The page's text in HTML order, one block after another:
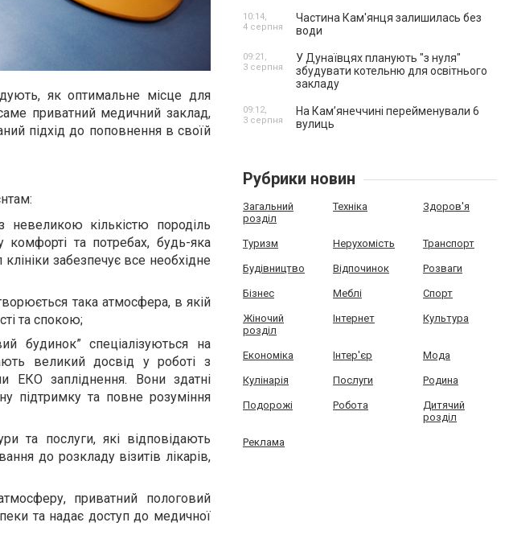
як оптимальне місце для
приватний медичний заклад,
підхід до поповнення в своїй
невеликою кількістю породіль
та потребах, будь-яка
забезпечує все необхідне
така атмосфера, в якій
та спокою;
будинок” спеціалізуються на
великий досвід у роботі з
ЕКО запліднення. Вони здатні
підтримку та повне розуміння
та послуги, які відповідають
до розкладу візитів лікарів,
приватний пологовий
та надає доступ до медичної
Частина Кам'янця залишилась без
води
10:14,
4 серпня
У Дунаївцях планують "з нуля"
збудувати котельню для освітнього
закладу
09:21,
3 серпня
На Камʼянеччині перейменували 6
вулиць
09:12,
3 серпня
Рубрики новин
Загальний
розділ
Техніка Здоров'я
Туризм Нерухомість Транспорт
Будівництво Відпочинок Розваги
Бізнес Меблі Спорт
Жіночий
розділ
Інтернет Культура
Економіка Інтер'єр Мода
Кулінарія Послуги Родина
Подорожі Робота
Дитячий
розділ
Реклама